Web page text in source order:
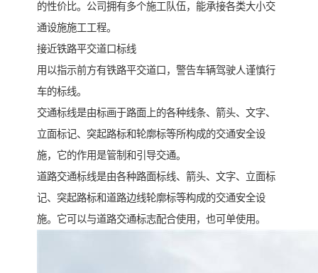
的性价比。公司拥有多个施工队伍，能承接各类大小交
通设施施工工程。
接近铁路平交道口标线
用以指示前方有铁路平交道口，警告车辆驾驶人谨慎行
车的标线。
交通标线是由标画于路面上的各种线条、箭头、文字、
立面标记、突起路标和轮廓标等所构成的交通安全设
施，它的作用是管制和引导交通。
道路交通标线是由各种路面标线、箭头、文字、立面标
记、突起路标和道路边线轮廓标等构成的交通安全设
施。它可以与道路交通标志配合使用，也可单使用。